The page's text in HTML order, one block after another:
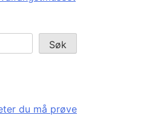
Søk
du må prøve